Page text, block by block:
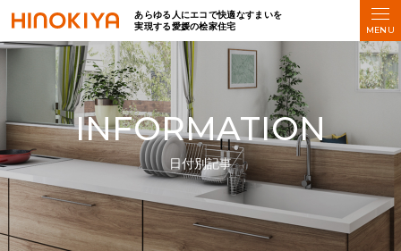
あらゆる人にエコで快適なすまいを
実現する愛媛の桧家住宅
INFORMATION
日付別記事